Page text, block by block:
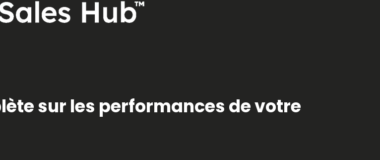
sur les performances de votre